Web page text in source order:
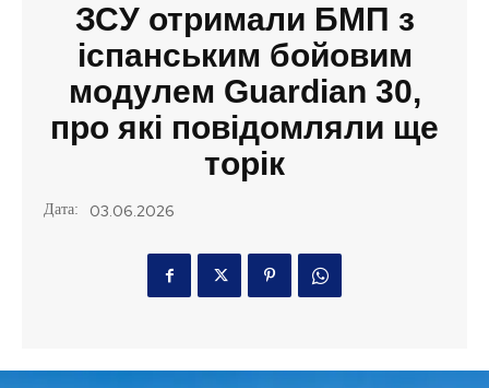
ЗСУ отримали БМП з
іспанським бойовим
модулем Guardian 30,
про які повідомляли ще
торік
Дата: 03.06.2026